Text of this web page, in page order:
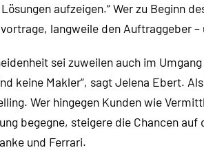
aufzeigen.“ Wer zu Beginn
langweile den Auftraggeber
sei zuweilen auch im
keine Makler“, sagt Jelena Ebert.
Wer hingegen Kunden wie
begegne, steigere die Chancen
und Ferrari.